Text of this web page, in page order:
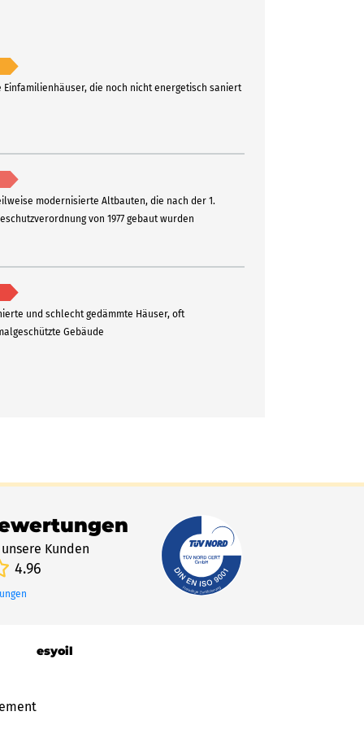
Einfamilienhäuser, die noch nicht energetisch saniert
modernisierte Altbauten, die nach der 1.
von 1977 gebaut wurden
und schlecht gedämmte Häuser, oft
Gebäude
Kunden
4.96
esyoil